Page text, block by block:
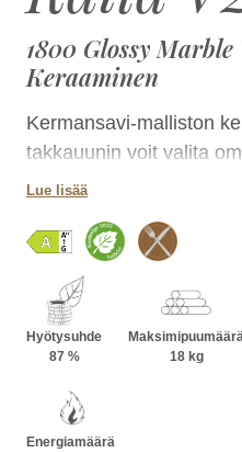
1800 Glossy
Keraaminen
Kermansavi-malliston
takkauunin voit valita
laattapinnan
ansiosta helposti
korkeutta kasvattamalla
lämmönvarauskykyä.
lisäksi hyödyntää
Lue lisää
Hyötysuhde
87 %
18 kg
Energiamäärä